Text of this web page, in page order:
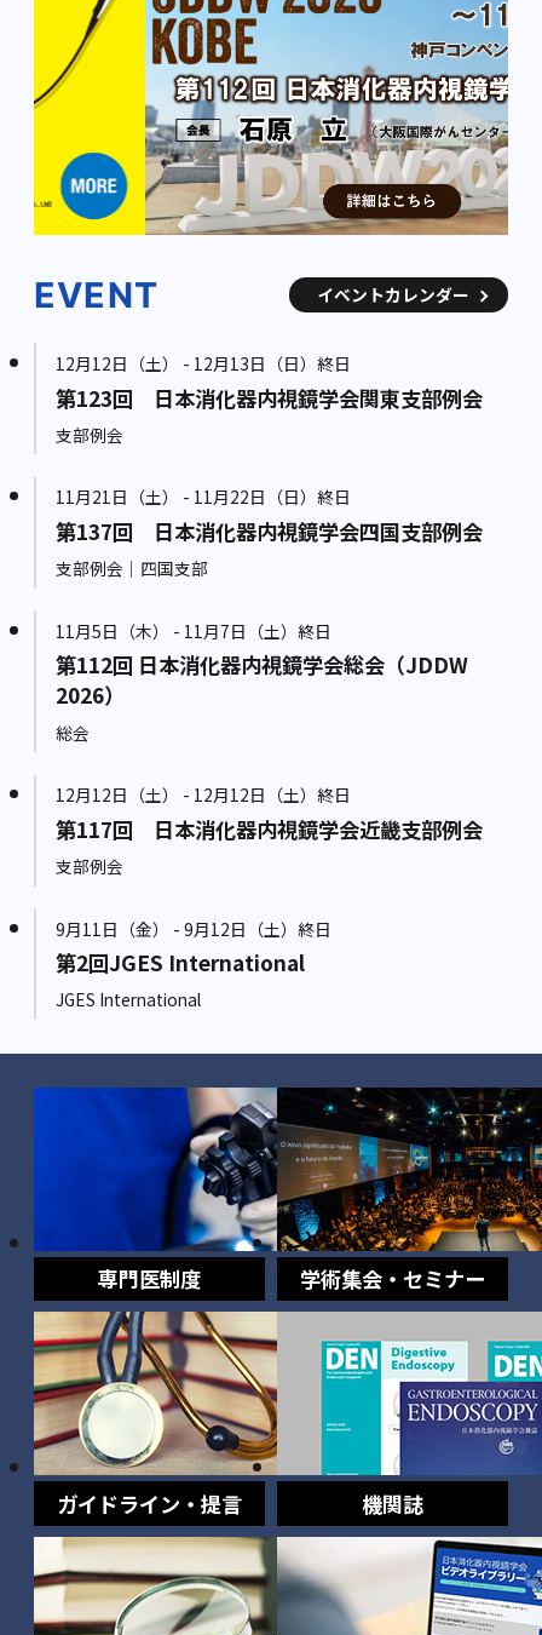
EVENT イベントカレンダー
12月12日（土） - 12月13日（日）終日
第123回 日本消化器内視鏡学会関東支部例会
支部例会
11月21日（土） - 11月22日（日）終日
第137回 日本消化器内視鏡学会四国支部例会
支部例会｜四国支部
11月5日（木） - 11月7日（土）終日
第112回 日本消化器内視鏡学会総会（JDDW
2026）
総会
12月12日（土） - 12月12日（土）終日
第117回 日本消化器内視鏡学会近畿支部例会
支部例会
9月11日（金） - 9月12日（土）終日
第2回JGES International
JGES International
専門医制度 学術集会・セミナー
ガイドライン・提言 機関誌